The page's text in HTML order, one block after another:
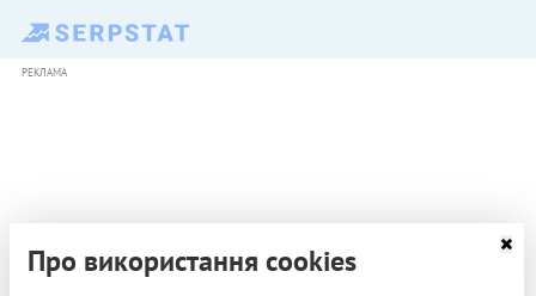
РЕКЛАМА
Про використання cookies